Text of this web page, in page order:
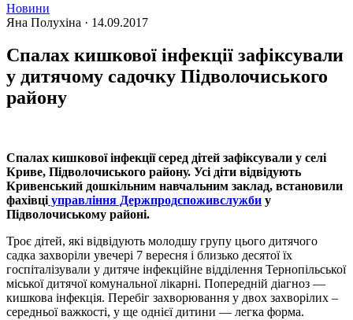
Новини
Яна Полухіна · 14.09.2017
Спалах кишкової інфекції зафіксували
у дитячому садочку Підволочиського
району
Спалах кишкової інфекції серед дітей зафіксували у селі
Криве, Підволочиського району. Усі діти відвідують
Кривенський дошкільним навчальним заклад, встановили
фахівці управління Держпродспоживслужби у
Підволочиському районі.
Троє дітей, які відвідують молодшу групу цього дитячого
садка захворіли увечері 7 вересня і близько десятої їх
госпіталізували у дитяче інфекційне відділення Тернопільської
міської дитячої комунальної лікарні. Попередній діагноз —
кишкова інфекція. Перебіг захворювання у двох захворілих –
середньої важкості, у ще однієї дитини — легка форма.